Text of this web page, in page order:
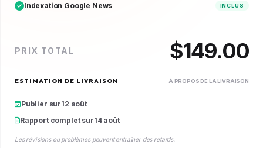
Indexation Google News INCLUS
PRIX TOTAL $149.00
ESTIMATION DE LIVRAISON À PROPOS DE LA LIVRAISON
Publier sur12 août
Rapport complet sur14 août
Les révisions ou problèmes peuvent entraîner des retards.